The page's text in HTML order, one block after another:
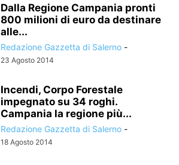
Dalla Regione Campania pronti
800 milioni di euro da destinare
alle...
Redazione Gazzetta di Salerno -
23 Agosto 2014
Incendi, Corpo Forestale
impegnato su 34 roghi.
Campania la regione più...
Redazione Gazzetta di Salerno -
18 Agosto 2014